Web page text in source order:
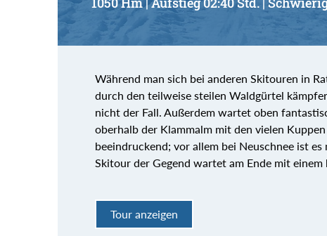
Während man sich bei anderen Skitouren in
durch den teilweise steilen Waldgürtel
nicht der Fall. Außerdem wartet oben
oberhalb der Klammalm mit den vielen
beeindruckend; vor allem bei Neuschnee ist
Skitour der Gegend wartet am Ende mit
Tour anzeigen